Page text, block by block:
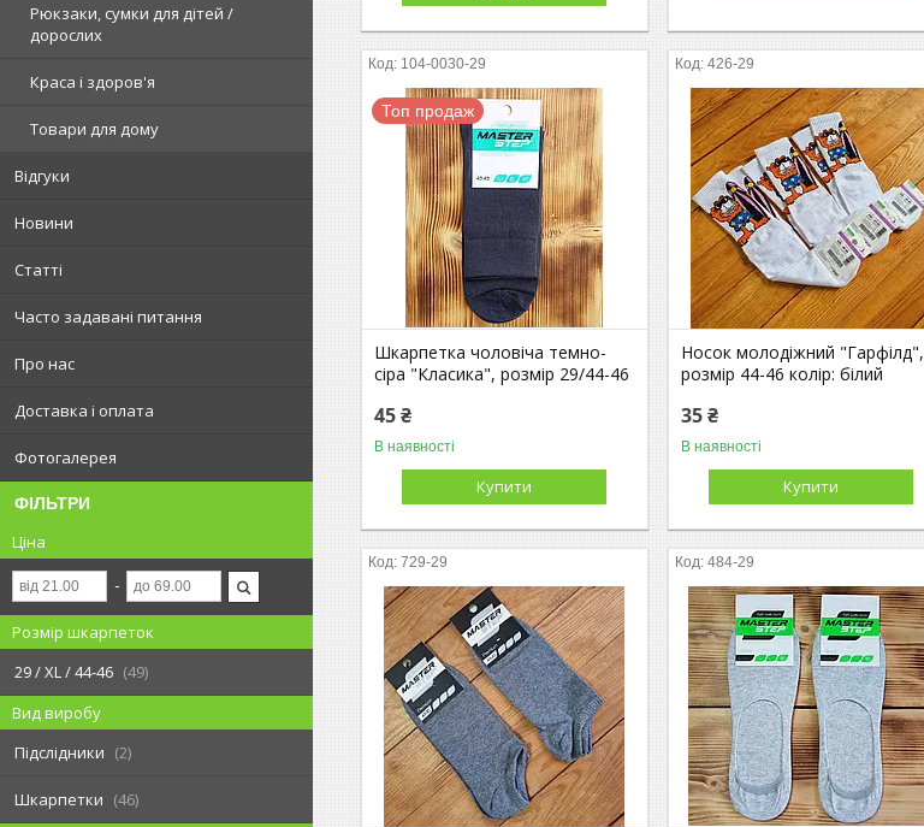
Рюкзаки, сумки для дітей /
дорослих
Краса і здоров'я
Товари для дому
Відгуки
Новини
Статті
Часто задавані питання
Про нас
Доставка і оплата
Фотогалерея
ФІЛЬТРИ
Ціна
Розмір шкарпеток
29 / XL / 44-46
49
Вид виробу
Підслідники
2
Шкарпетки
46
104-0030-29
Топ продаж
Шкарпетка чоловіча темно-
сіра "Класика", розмір 29/44-46
45 ₴
В наявності
Купити
426-29
Носок молодіжний "Гарфілд",
розмір 44-46 колір: білий
35 ₴
В наявності
Купити
729-29 484-29